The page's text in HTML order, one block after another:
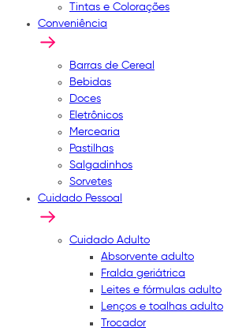
Tintas e Colorações
Conveniência
Barras de Cereal
Bebidas
Doces
Eletrônicos
Mercearia
Pastilhas
Salgadinhos
Sorvetes
Cuidado Pessoal
Cuidado Adulto
Absorvente adulto
Fralda geriátrica
Leites e fórmulas adulto
Lenços e toalhas adulto
Trocador